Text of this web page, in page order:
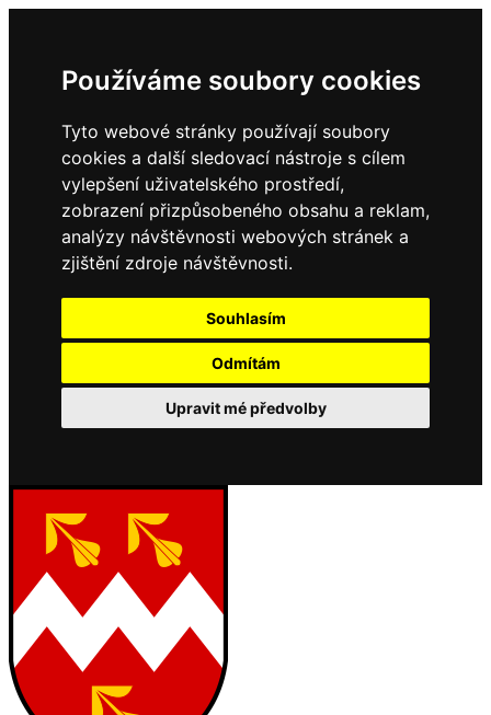
Používáme soubory cookies
Tyto webové stránky používají soubory
cookies a další sledovací nástroje s cílem
vylepšení uživatelského prostředí,
zobrazení přizpůsobeného obsahu a reklam,
analýzy návštěvnosti webových stránek a
zjištění zdroje návštěvnosti.
Souhlasím
Odmítám
Upravit mé předvolby